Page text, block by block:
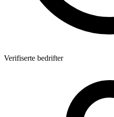
Verifiserte bedrifter